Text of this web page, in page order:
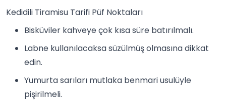
Kedidili Tiramisu Tarifi Püf Noktaları
Bisküviler kahveye çok kısa süre batırılmalı.
Labne kullanılacaksa süzülmüş olmasına dikkat
edin.
Yumurta sarıları mutlaka benmari usulüyle
pişirilmeli.